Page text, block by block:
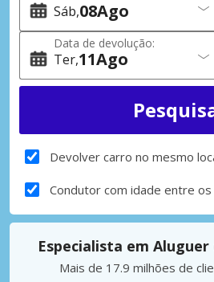
Sáb 08Ago
Data de devolução:
Ter 11Ago
Devolver carro no mesmo
Condutor com idade entre
Especialista em
Mais de 17.9 milhões de